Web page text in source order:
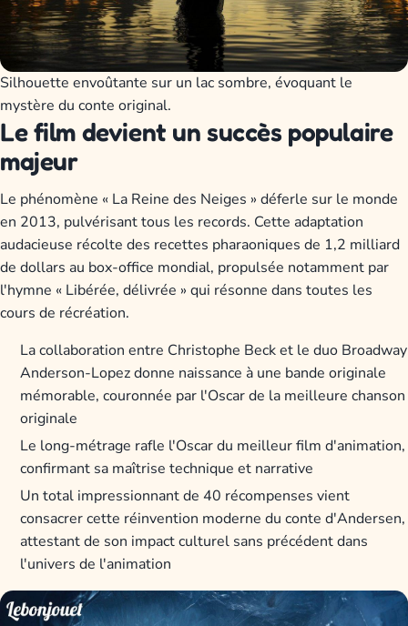
Silhouette envoûtante sur un lac sombre, évoquant le
mystère du conte original.
Le film devient un succès populaire
majeur
Le phénomène « La Reine des Neiges » déferle sur le monde
en 2013, pulvérisant tous les records. Cette adaptation
audacieuse récolte des recettes pharaoniques de 1,2 milliard
de dollars au box-office mondial, propulsée notamment par
l'hymne « Libérée, délivrée » qui résonne dans toutes les
cours de récréation.
La collaboration entre Christophe Beck et le duo Broadway
Anderson-Lopez donne naissance à une bande originale
mémorable, couronnée par l'Oscar de la meilleure chanson
originale
Le long-métrage rafle l'Oscar du meilleur film d'animation,
confirmant sa maîtrise technique et narrative
Un total impressionnant de 40 récompenses vient
consacrer cette réinvention moderne du conte d'Andersen,
attestant de son impact culturel sans précédent dans
l'univers de l'animation